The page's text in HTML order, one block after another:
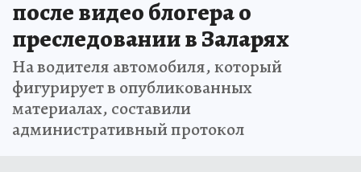
после видео блогера о
преследовании в Заларях
На водителя автомобиля, который
фигурирует в опубликованных
материалах, составили
административный протокол